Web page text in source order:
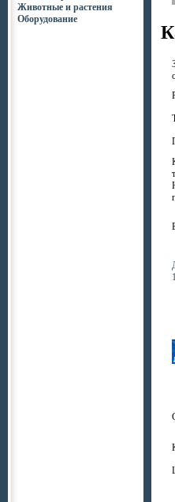
Животные и растения
Оборудование